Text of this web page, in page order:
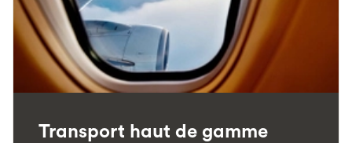
Transport haut de gamme